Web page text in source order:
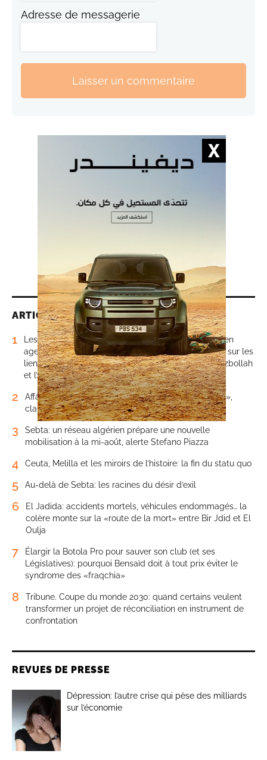
Adresse de messagerie
Laisser un commentaire
ARTICLES LES PLUS LUS
1
Les révélations explosives de Matthieu Ghadiri, ancien
agent du contre-espionnage français infiltré en Iran, sur les
liens entre le régime des Mollahs, le Polisario, le Hezbollah
et l’Algérie
2
Affaire Abderrahim Fakir: «Ramenez-nous son corps»,
clame sa famille à Casablanca
3
Sebta: un réseau algérien prépare une nouvelle
mobilisation à la mi-août, alerte Stefano Piazza
4 Ceuta, Melilla et les miroirs de l’histoire: la fin du statu quo
5 Au-delà de Sebta: les racines du désir d’exil
6
El Jadida: accidents mortels, véhicules endommagés… la
colère monte sur la «route de la mort» entre Bir Jdid et El
Oulja
7
Élargir la Botola Pro pour sauver son club (et ses
Législatives): pourquoi Bensaïd doit à tout prix éviter le
syndrome des «fraqchia»
8
Tribune. Coupe du monde 2030: quand certains veulent
transformer un projet de réconciliation en instrument de
confrontation
REVUES DE PRESSE
Dépression: l’autre crise qui pèse des milliards
sur l’économie